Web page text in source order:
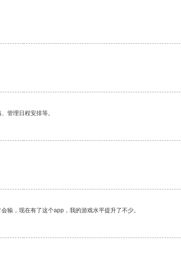
管理日程安排等。
输，现在有了这个app，我的游戏水平提升了不少。